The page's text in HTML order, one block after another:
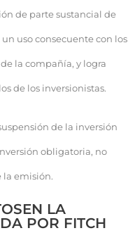
de parte sustancial de
uso consecuente con los
la compañía, y logra
de los inversionistas.
de la inversión
obligatoria, no
emisión.
LA
POR FITCH